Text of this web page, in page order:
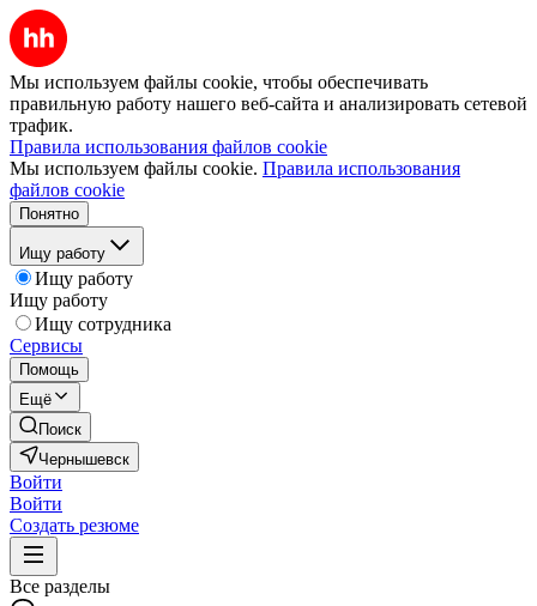
Мы используем файлы cookie, чтобы обеспечивать
правильную работу нашего веб-сайта и анализировать сетевой
трафик.
Правила использования файлов cookie
Мы используем файлы cookie. Правила использования
файлов cookie
Понятно
Ищу работу
Ищу работу
Ищу работу
Ищу сотрудника
Сервисы
Помощь
Ещё
Поиск
Чернышевск
Войти
Войти
Создать резюме
Все разделы